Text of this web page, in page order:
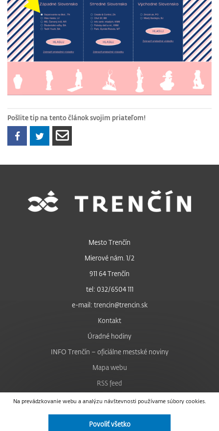
Pošlite tip na tento článok svojim priateľom!
Na prevádzkovanie webu a analýzu návštevnosti používame súbory cookies.
Povoliť všetko
Mesto Trenčín
Mierové nám. 1/2
911 64 Trenčín
tel: 032/6504 111
e-mail: trencin@trencin.sk
Kontakt
Úradné hodiny
INFO Trenčín – oficiálne mestské noviny
Mapa webu
RSS feed
Nastavenie cookies
Facebook